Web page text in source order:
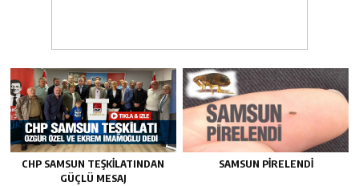
CHP SAMSUN TEŞKILATINDAN
GÜÇLÜ MESAJ
SAMSUN PIRELENDI